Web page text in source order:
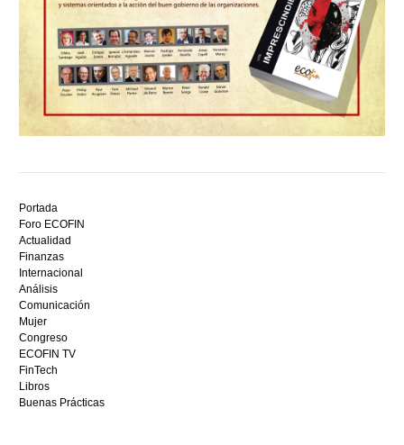
mejor
bono
sin
depósito
casino
en
España,
visita
este
sitio
restaurantedonmauro.es
y
Portada
Foro ECOFIN
Actualidad
Finanzas
Internacional
Análisis
Comunicación
Mujer
Congreso
ECOFIN TV
FinTech
Libros
Buenas Prácticas